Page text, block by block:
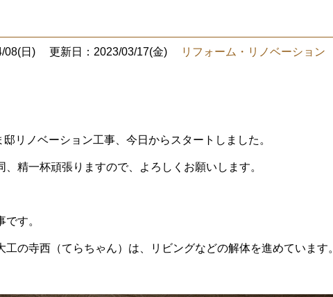
08(日) 更新日：2023/03/17(金) リフォーム・リノベーション
リノベーション工事、今日からスタートしました。
、精一杯頑張りますので、よろしくお願いします。
す。
工の寺西（てらちゃん）は、リビングなどの解体を進めています